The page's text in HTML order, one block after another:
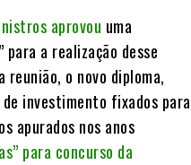
aprovou uma
a realização desse
o novo diploma,
investimento fixados para
apurados nos anos
para concurso da